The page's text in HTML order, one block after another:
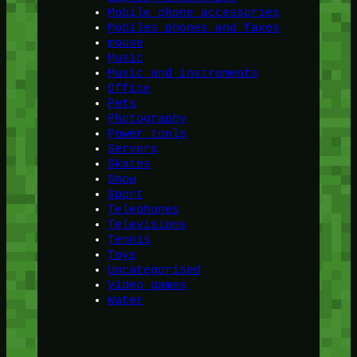
Mobile phone accessories
Mobiles phones and faxes
mouse
Music
Music and instruments
Office
Pets
Photography
Power tools
Servers
Skates
Snow
Sport
Telephones
Televisions
Tennis
Toys
Uncategorised
Video games
Water